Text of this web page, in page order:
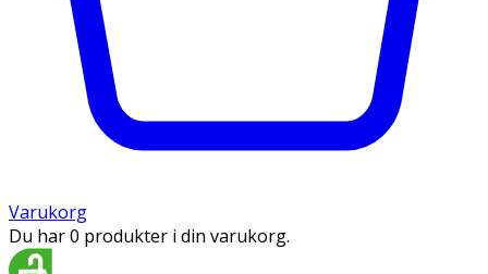
Varukorg
Du har 0 produkter i din varukorg.